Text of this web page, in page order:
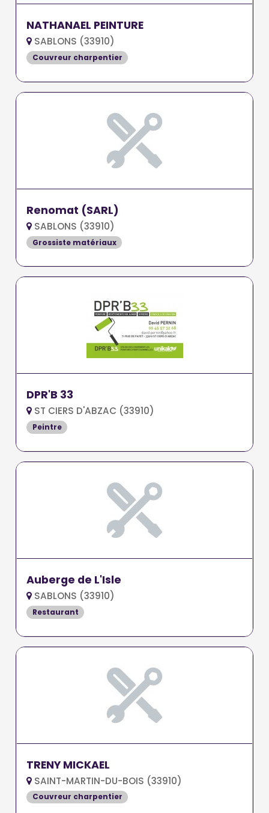
NATHANAEL PEINTURE
SABLONS (33910)
Couvreur charpentier
Renomat (SARL)
SABLONS (33910)
Grossiste matériaux
DPR'B 33
ST CIERS D'ABZAC (33910)
Peintre
Auberge de L'Isle
SABLONS (33910)
Restaurant
TRENY MICKAEL
SAINT-MARTIN-DU-BOIS (33910)
Couvreur charpentier